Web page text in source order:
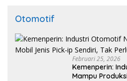
Otomotif
Februari 25, 2026
Kemenperin:
Mampu